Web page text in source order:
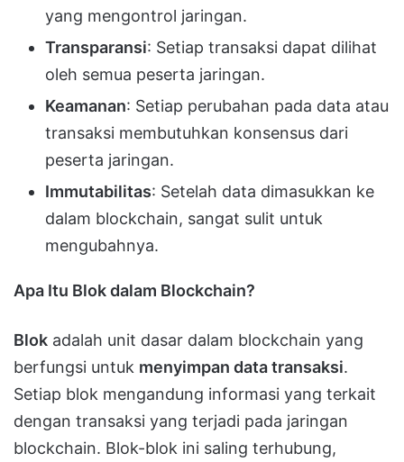
yang mengontrol jaringan.
Transparansi: Setiap transaksi dapat dilihat
oleh semua peserta jaringan.
Keamanan: Setiap perubahan pada data atau
transaksi membutuhkan konsensus dari
peserta jaringan.
Immutabilitas: Setelah data dimasukkan ke
dalam blockchain, sangat sulit untuk
mengubahnya.
Apa Itu Blok dalam Blockchain?
Blok adalah unit dasar dalam blockchain yang
berfungsi untuk menyimpan data transaksi.
Setiap blok mengandung informasi yang terkait
dengan transaksi yang terjadi pada jaringan
blockchain. Blok-blok ini saling terhubung,